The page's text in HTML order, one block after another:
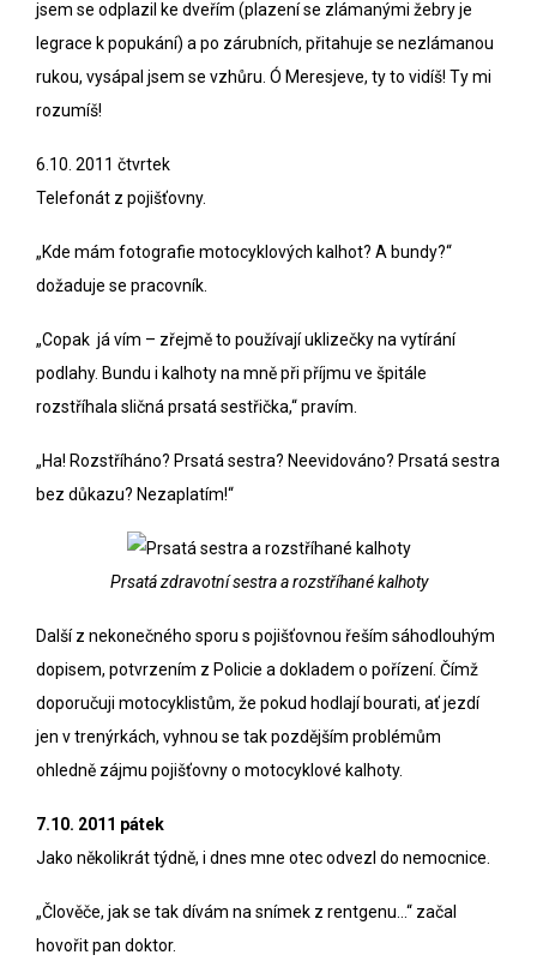
jsem se odplazil ke dveřím (plazení se zlámanými žebry je
legrace k popukání) a po zárubních, přitahuje se nezlámanou
rukou, vysápal jsem se vzhůru. Ó Meresjeve, ty to vidíš! Ty mi
rozumíš!
6.10. 2011 čtvrtek
Telefonát z pojišťovny.
„Kde mám fotografie motocyklových kalhot? A bundy?“
dožaduje se pracovník.
„Copak já vím – zřejmě to používají uklizečky na vytírání
podlahy. Bundu i kalhoty na mně při příjmu ve špitále
rozstříhala sličná prsatá sestřička,“ pravím.
„Ha! Rozstříháno? Prsatá sestra? Neevidováno? Prsatá sestra
bez důkazu? Nezaplatím!“
Prsatá zdravotní sestra a rozstříhané kalhoty
Další z nekonečného sporu s pojišťovnou řeším sáhodlouhým
dopisem, potvrzením z Policie a dokladem o pořízení. Čímž
doporučuji motocyklistům, že pokud hodlají bourati, ať jezdí
jen v trenýrkách, vyhnou se tak pozdějším problémům
ohledně zájmu pojišťovny o motocyklové kalhoty.
7.10. 2011 pátek
Jako několikrát týdně, i dnes mne otec odvezl do nemocnice.
„Člověče, jak se tak dívám na snímek z rentgenu…“ začal
hovořit pan doktor.